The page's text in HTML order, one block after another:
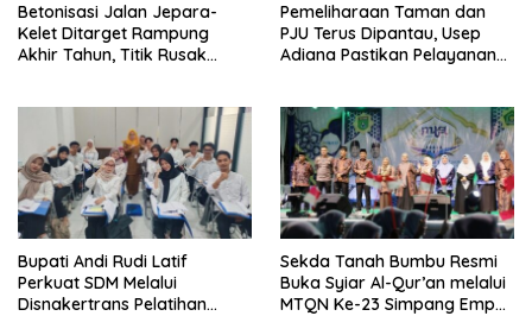
Betonisasi Jalan Jepara-
Kelet Ditarget Rampung
Akhir Tahun, Titik Rusak
Pemeliharaan Taman dan
PJU Terus Dipantau, Usep
Adiana Pastikan Pelayanan
Bupati Andi Rudi Latif
Perkuat SDM Melalui
Disnakertrans Pelatihan
Sekda Tanah Bumbu Resmi
Buka Syiar Al-Qur’an melalui
MTQN Ke-23 Simpang Empat